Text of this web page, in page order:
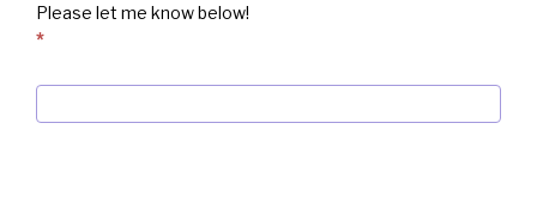
Please let me know below!
*